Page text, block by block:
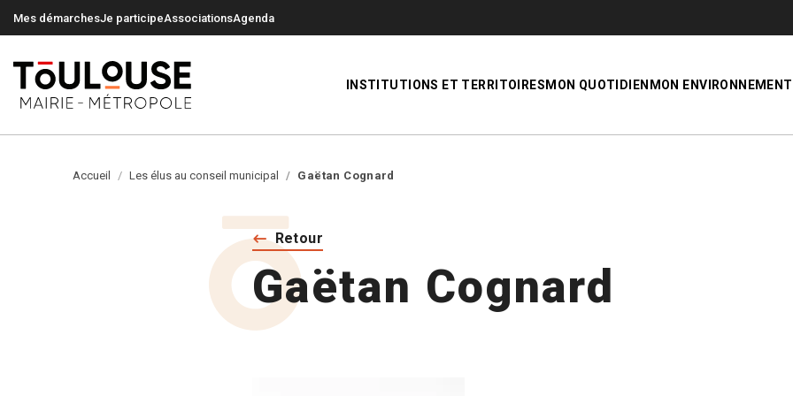
Mes démarchesJe participeAssociationsAgenda
INSTITUTIONS ET TERRITOIRES MON QUOTIDIEN MON ENVIRONNEMENT
Accueil Les élus au conseil municipal Gaëtan Cognard
Retour
Gaëtan Cognard